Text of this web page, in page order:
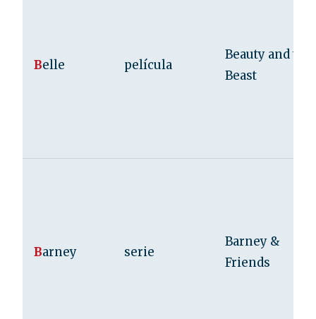
Belle película
Beauty and the
Beast
Barney serie
Barney &
Friends